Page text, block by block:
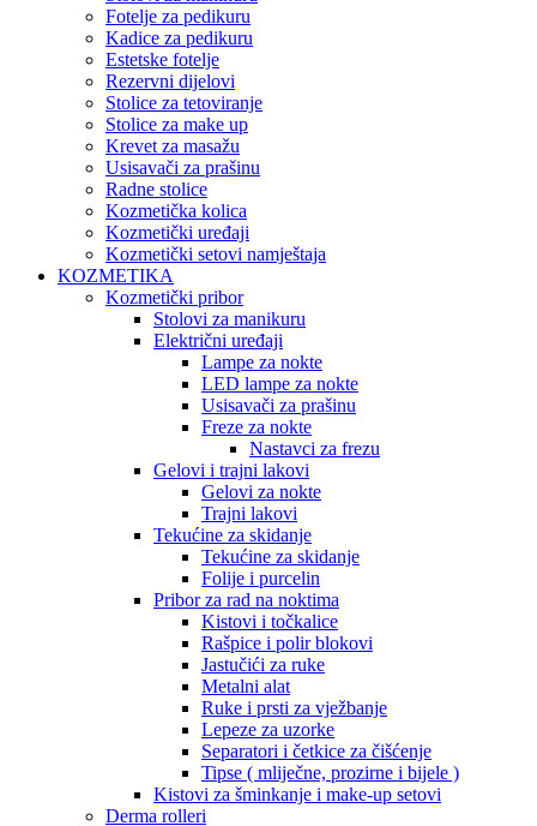
Fotelje za pedikuru
Kadice za pedikuru
Estetske fotelje
Rezervni dijelovi
Stolice za tetoviranje
Stolice za make up
Krevet za masažu
Usisavači za prašinu
Radne stolice
Kozmetička kolica
Kozmetički uređaji
Kozmetički setovi namještaja
KOZMETIKA
Kozmetički pribor
Stolovi za manikuru
Električni uređaji
Lampe za nokte
LED lampe za nokte
Usisavači za prašinu
Freze za nokte
Nastavci za frezu
Gelovi i trajni lakovi
Gelovi za nokte
Trajni lakovi
Tekućine za skidanje
Tekućine za skidanje
Folije i purcelin
Pribor za rad na noktima
Kistovi i točkalice
Rašpice i polir blokovi
Jastučići za ruke
Metalni alat
Ruke i prsti za vježbanje
Lepeze za uzorke
Separatori i četkice za čišćenje
Tipse ( mliječne, prozirne i bijele )
Kistovi za šminkanje i make-up setovi
Derma rolleri